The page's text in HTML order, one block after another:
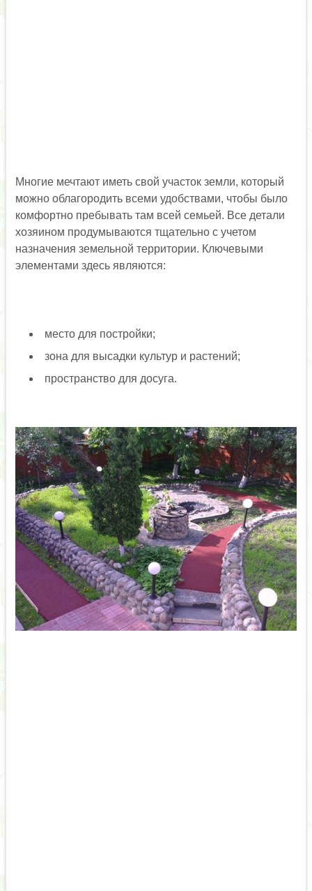
Многие мечтают иметь свой участок земли, который
можно облагородить всеми удобствами, чтобы было
комфортно пребывать там всей семьей. Все детали
хозяином продумываются тщательно с учетом
назначения земельной территории. Ключевыми
элементами здесь являются:
место для постройки;
зона для высадки культур и растений;
пространство для досуга.